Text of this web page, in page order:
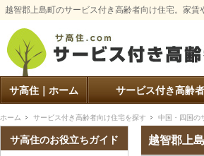
越智郡上島町のサービス付き高齢者向け住宅。家
サ高住｜ホーム サービス付き高齢
ホーム サービス付き高齢者向け住宅を探す 中国・四国の
越智郡上
サ高住のお役立ちガイド